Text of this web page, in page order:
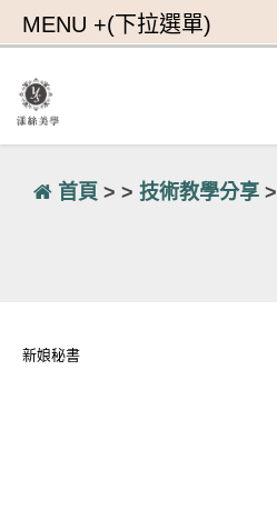
首頁 > > 技術教學分享>
新娘秘書